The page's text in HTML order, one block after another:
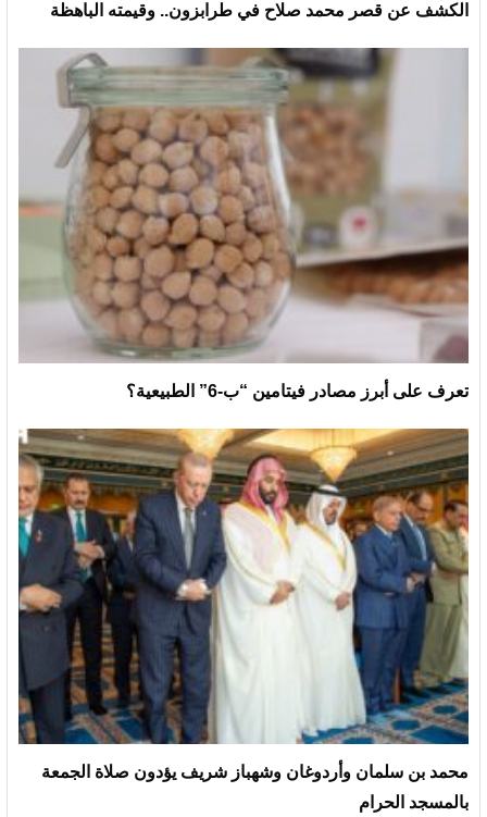
الكشف عن قصر محمد صلاح في طرابزون.. وقيمته الباهظة
تعرف على أبرز مصادر فيتامين “ب-6” الطبيعية؟
محمد بن سلمان وأردوغان وشهباز شريف يؤدون صلاة الجمعة
بالمسجد الحرام